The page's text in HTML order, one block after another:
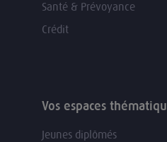
Santé & Prévoyance
Crédit
Vos espaces
Jeunes diplômés